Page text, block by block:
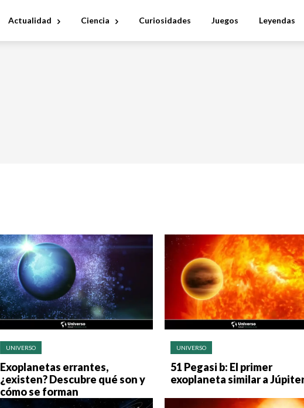
Actualidad Ciencia Curiosidades Juegos Leyendas
UNIVERSO
Exoplanetas errantes,
¿existen? Descubre qué son y
cómo se forman
UNIVERSO
51 Pegasi b: El primer
exoplaneta similar a